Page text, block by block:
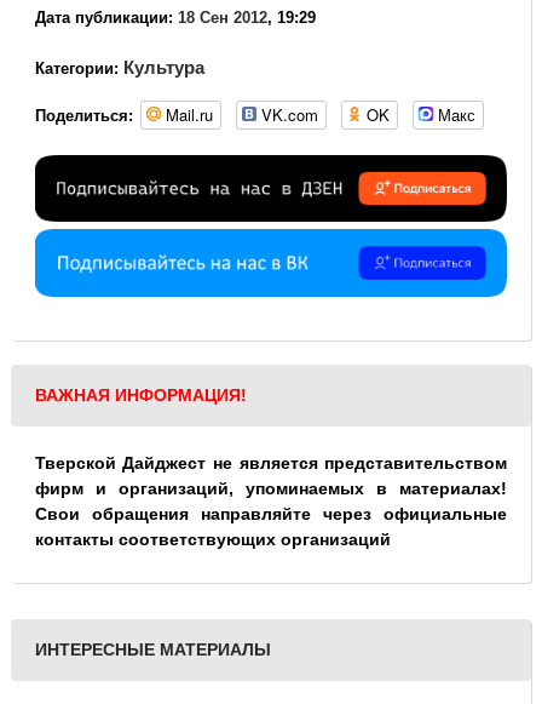
Дата публикации: 18 Сен 2012, 19:29
Категории: Культура
Поделиться: Mail.ru VK.com OK Макс
ВАЖНАЯ ИНФОРМАЦИЯ!
Тверской Дайджест не является представительством
фирм и организаций, упоминаемых в материалах!
Свои обращения направляйте через официальные
контакты соответствующих организаций
ИНТЕРЕСНЫЕ МАТЕРИАЛЫ